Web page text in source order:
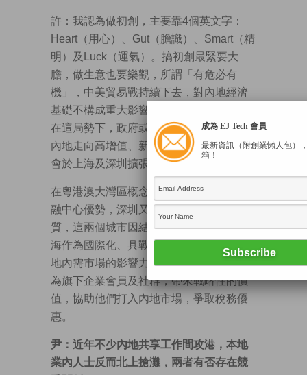
許：我認為做初創，主要靠4個英文字：
Heart（用心）、Gut（膽識）、Smart（精
明）及Luck（運氣）。搞初創最緊要大
膽，做生意也要樂觀，所謂「有危必有
機」，中美貿易戰持續下去，對內地經濟
基礎不構成重大影響，亦非致命性威脅。
在這局勢下，政府或推動內需市場，迫使
內地走向高增值、新經濟產業。我們明年
會於上海及深圳擴張共享工作間的版圖。
在粵港澳大灣區概念下，本港具備國際金
融中心優勢，深圳又有創新科技中心特
質，這兩個城市因結合而受惠。此外，上
海作為國際化、具戰略性的東部市場，當
地內需市場的影響力不容忽視。我們期望
為旗下企業會員及社群，帶來戰略性的價
值，協助他們打入內地市場，爭取稅務優
惠。
尹：近年不少內地共享工作間攻港，本地
業內人士反而北上搶灘，兩者有否存在競
成為 EJ Tech 會員
最新資訊（附創業懶人包）
箱！